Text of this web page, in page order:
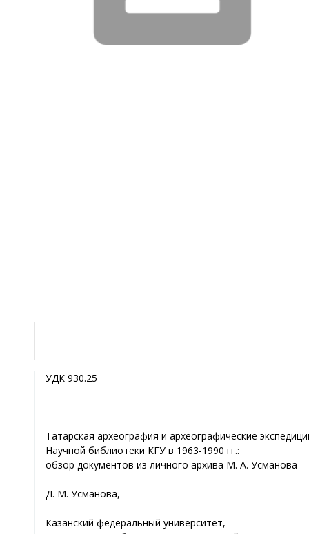
УДК 930.25
Татарская археография и археографические
Научной библиотеки КГУ в 1963-1990 гг.:
обзор документов из личного архива М. А. Усманова
Д. М. Усманова,
Казанский федеральный университет,